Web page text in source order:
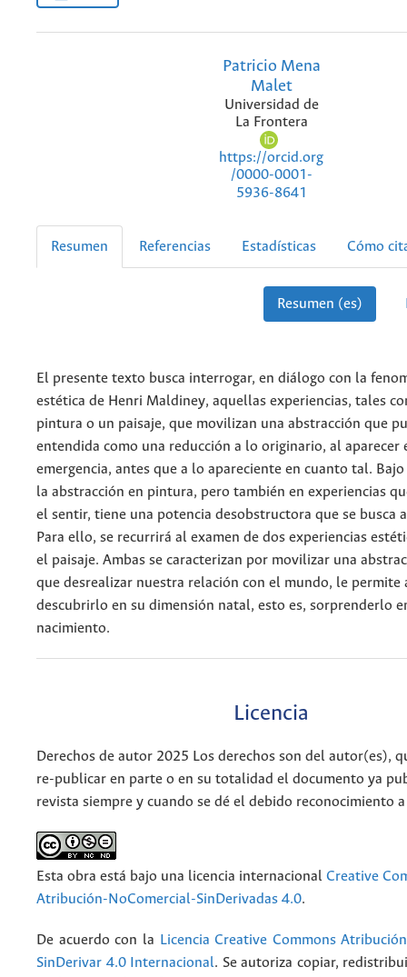
Patricio Mena
Malet
Universidad de
La Frontera
https://orcid.org
/0000-0001-
5936-8641
Resumen Referencias Estadísticas Cómo
Resumen (es)
El presente texto busca interrogar, en diálogo con la
estética de Henri Maldiney, aquellas experiencias, tales
pintura o un paisaje, que movilizan una abstracción que
entendida como una reducción a lo originario, al aparecer
emergencia, antes que a lo apareciente en cuanto tal.
la abstracción en pintura, pero también en experiencias
el sentir, tiene una potencia desobstructora que se busca
Para ello, se recurrirá al examen de dos experiencias
el paisaje. Ambas se caracterizan por movilizar una
que desrealizar nuestra relación con el mundo, le permite
descubrirlo en su dimensión natal, esto es, sorprenderlo
nacimiento.
Licencia
Derechos de autor 2025 Los derechos son del autor(es),
re-publicar en parte o en su totalidad el documento ya
revista siempre y cuando se dé el debido reconocimiento
Esta obra está bajo una licencia internacional Creative
Atribución-NoComercial-SinDerivadas 4.0.
De acuerdo con la Licencia Creative Commons
SinDerivar 4.0 Internacional. Se autoriza copiar,